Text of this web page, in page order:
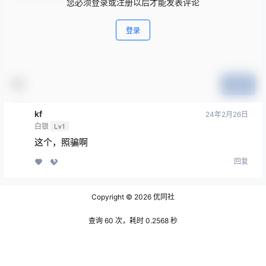
您必须登录或注册以后才能发表评论
登录
kf
白银 Lv1
24年2月26日
这个，照骗啊
回复
Copyright © 2026 优同社
查询 60 次，耗时 0.2568 秒